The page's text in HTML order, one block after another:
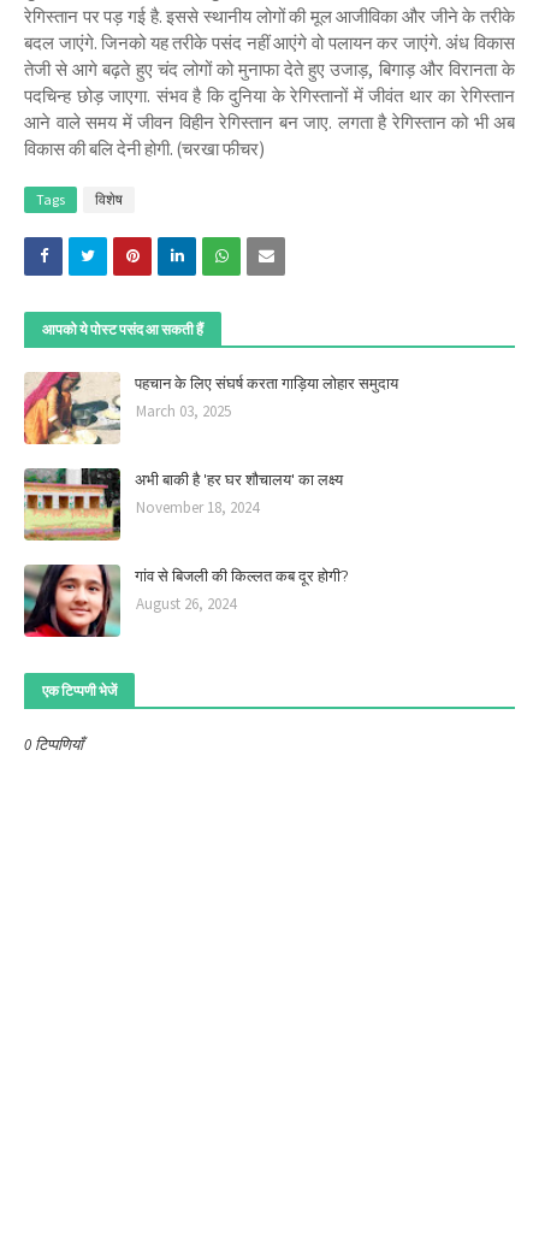
रेगिस्तान पर पड़ गई है. इससे स्थानीय लोगों की मूल आजीविका और जीने के तरीके
बदल जाएंगे. जिनको यह तरीके पसंद नहीं आएंगे वो पलायन कर जाएंगे. अंध विकास
तेजी से आगे बढ़ते हुए चंद लोगों को मुनाफा देते हुए उजाड़, बिगाड़ और विरानता के
पदचिन्ह छोड़ जाएगा. संभव है कि दुनिया के रेगिस्तानों में जीवंत थार का रेगिस्तान
आने वाले समय में जीवन विहीन रेगिस्तान बन जाए. लगता है रेगिस्तान को भी अब
विकास की बलि देनी होगी. (चरखा फीचर)
Tags विशेष
आपको ये पोस्ट पसंद आ सकती हैं
पहचान के लिए संघर्ष करता गाड़िया लोहार समुदाय
March 03, 2025
अभी बाकी है 'हर घर शौचालय' का लक्ष्य
November 18, 2024
गांव से बिजली की किल्लत कब दूर होगी?
August 26, 2024
एक टिप्पणी भेजें
0 टिप्पणियाँ